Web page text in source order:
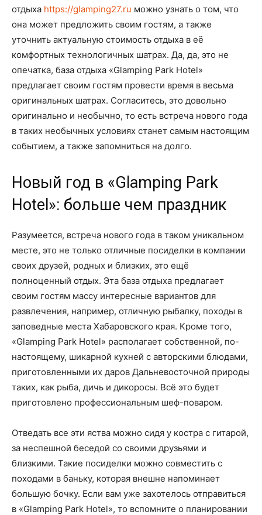
отдыха https://glamping27.ru можно узнать о том, что
она может предложить своим гостям, а также
уточнить актуальную стоимость отдыха в её
комфортных технологичных шатрах. Да, да, это не
опечатка, база отдыха «Glamping Park Hotel»
предлагает своим гостям провести время в весьма
оригинальных шатрах. Согласитесь, это довольно
оригинально и необычно, то есть встреча нового года
в таких необычных условиях станет самым настоящим
событием, а также запомниться на долго.
Новый год в «Glamping Park
Hotel»: больше чем праздник
Разумеется, встреча нового года в таком уникальном
месте, это не только отличные посиделки в компании
своих друзей, родных и близких, это ещё
полноценный отдых. Эта база отдыха предлагает
своим гостям массу интересные вариантов для
развлечения, например, отличную рыбалку, походы в
заповедные места Хабаровского края. Кроме того,
«Glamping Park Hotel» располагает собственной, по-
настоящему, шикарной кухней с авторскими блюдами,
приготовленными их даров Дальневосточной природы
таких, как рыба, дичь и дикоросы. Всё это будет
приготовлено профессиональным шеф-поваром.
Отведать все эти яства можно сидя у костра с гитарой,
за неспешной беседой со своими друзьями и
близкими. Такие посиделки можно совместить с
походами в баньку, которая внешне напоминает
большую бочку. Если вам уже захотелось отправиться
в «Glamping Park Hotel», то вспомните о планировании